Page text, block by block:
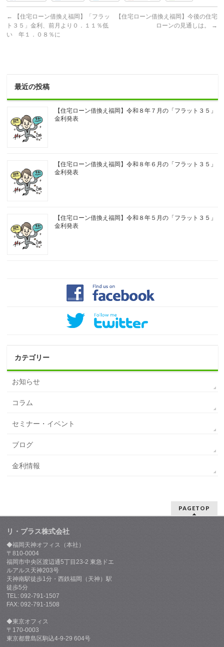
←
【住宅ローン借換え福岡】「フラッ
ト３５」金利、前月より０．１１％低
い 年１．０８％に
【住宅ローン借換え福岡】今後の住宅
ローンの見通しは。
→
最近の投稿
【住宅ローン借換え福岡】令和８年７月の「フラット３５」
金利発表
【住宅ローン借換え福岡】令和８年６月の「フラット３５」
金利発表
【住宅ローン借換え福岡】令和８年５月の「フラット３５」
金利発表
カテゴリー
お知らせ
コラム
セミナー・イベント
ブログ
金利情報
PAGETOP
リ・プラス株式会社
◆福岡天神オフィス（本社）
〒810-0004
福岡市中央区渡辺通5丁目23-2 東急ドエ
ルアルス天神203号
天神南駅徒歩1分・西鉄福岡（天神）駅
徒歩5分
TEL: 092-791-1507
FAX: 092-791-1508
◆東京オフィス
〒170-0003
東京都豊島区駒込4-9-29 604号